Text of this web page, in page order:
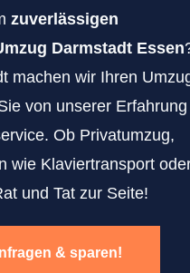
zuverlässigen
Darmstadt Essen
machen wir Ihren
von unserer Erfahrung
Ob Privatumzug,
wie Klaviertransport
und Tat zur Seite!
& sparen!